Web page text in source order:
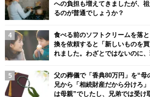
への負担も増えてきましたが、
るのが普通でしょうか？
食べる前のソフトクリームを落
換を依頼すると「新しいものを
れました。わざとではないのに
父の葬儀で「香典80万円」を“母
兄から「相続財産だから分けろ
は母親”でしたし、兄弟では受け